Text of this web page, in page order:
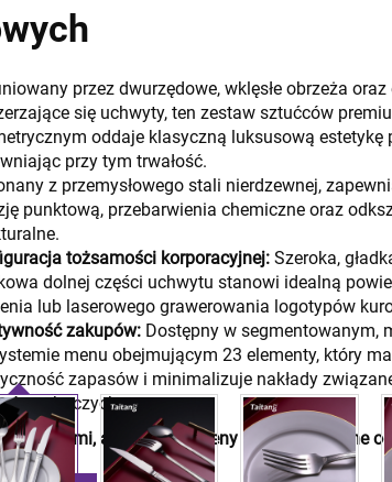
przez dwurzędowe, wklęsłe obrzeża oraz
się uchwyty, ten zestaw sztućców
oddaje klasyczną luksusową estetykę
przy tym trwałość.
z przemysłowego stali nierdzewnej,
punktową, przebarwienia chemiczne oraz
tożsamości korporacyjnej: Szeroka,
dolnej części uchwytu stanowi idealną
lub laserowego grawerowania logotypów
zakupów: Dostępny w segmentowanym,
menu obejmującym 23 elementy, który
zapasów i minimalizuje nakłady
roboczych.
się z nami, aby uzyskać ceny hurtowe zależne